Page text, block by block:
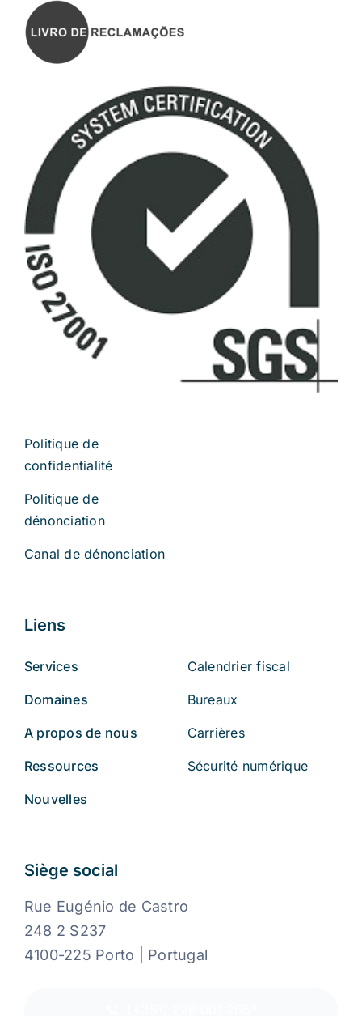
Politique de
confidentialité
Politique de
dénonciation
Canal de dénonciation
Liens
Services
Domaines
A propos de nous
Ressources
Nouvelles
Calendrier fiscal
Bureaux
Carrières
Sécurité numérique
Siège social
Rue Eugénio de Castro
248 2 S237
4100-225 Porto | Portugal